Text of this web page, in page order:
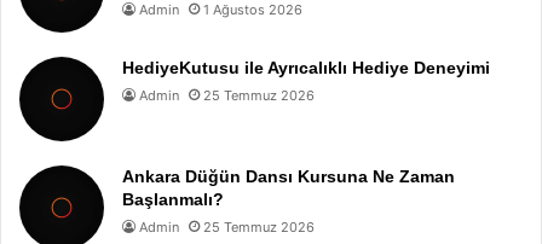
Admin 1 Ağustos 2026
HediyeKutusu ile Ayrıcalıklı Hediye Deneyimi
Admin 25 Temmuz 2026
Ankara Düğün Dansı Kursuna Ne Zaman
Başlanmalı?
Admin 25 Temmuz 2026